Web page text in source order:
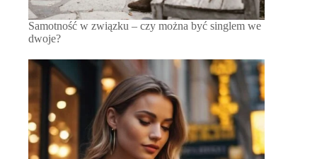
Samotność w związku – czy można być singlem we
dwoje?